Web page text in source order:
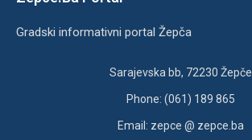
Gradski informativni portal Žepča
Sarajevska bb, 72230 Žepče
Phone: (061) 189 865
Email: zepce @ zepce.ba